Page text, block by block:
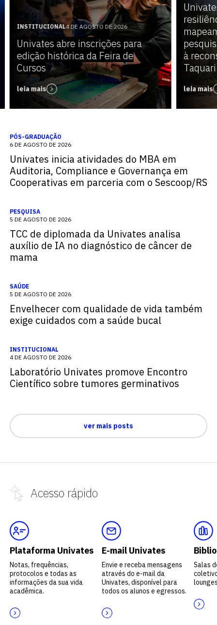
INSTITUCIONAL4 DE AGOSTO DE 2026
Univates abre inscrições para
edição histórica da Feira de
Cursos
leia mais
à
Taquari
leia mais
PÓS-GRADUAÇÃO
6 DE AGOSTO DE 2026
Univates inicia atividades do MBA em
Auditoria, Compliance e Governança em
Cooperativas em parceria com o Sescoop/RS
PESQUISA
5 DE AGOSTO DE 2026
TCC de diplomada da Univates analisa
auxílio de IA no diagnóstico de câncer de
mama
SAÚDE
5 DE AGOSTO DE 2026
Envelhecer com qualidade de vida também
exige cuidados com a saúde bucal
INSTITUCIONAL
4 DE AGOSTO DE 2026
Laboratório Univates promove Encontro
Científico sobre tumores germinativos
ver mais posts
Acesso rápido
Plataforma Univates
Notas, frequências,
protocolos e todas as
informações da sua vida
acadêmica.
E-mail Univates
Envie e receba mensagens
através do e-mail da
Univates, disponível para
todos os alunos e egressos.
Salas